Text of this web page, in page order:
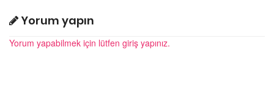
Yorum yapın
Yorum yapabilmek için lütfen giriş yapınız.